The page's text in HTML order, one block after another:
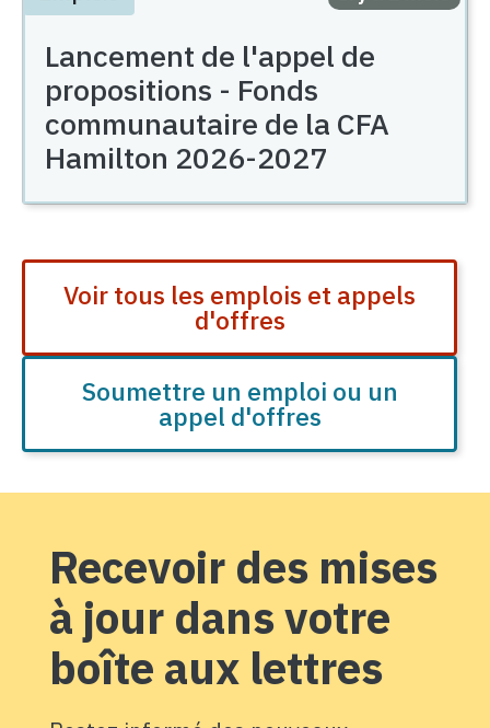
Lancement de l'appel de
propositions - Fonds
communautaire de la CFA
Hamilton 2026-2027
Voir tous les emplois et appels
d'offres
Soumettre un emploi ou un
appel d'offres
Recevoir des mises
à jour dans votre
boîte aux lettres